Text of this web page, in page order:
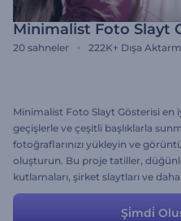
Minimalist Foto Slayt
20 sahneler 222K+ Dışa
Minimalist Foto Slayt Gösterisi en
geçişlerle ve çeşitli başlıklarla
fotoğraflarınızı yükleyin ve
oluşturun. Bu proje tatiller,
kutlamaları, şirket slaytları ve
metin kutucukları bulunan metin
Şi̇mdi̇